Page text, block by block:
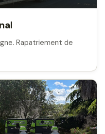
Rapatriement de